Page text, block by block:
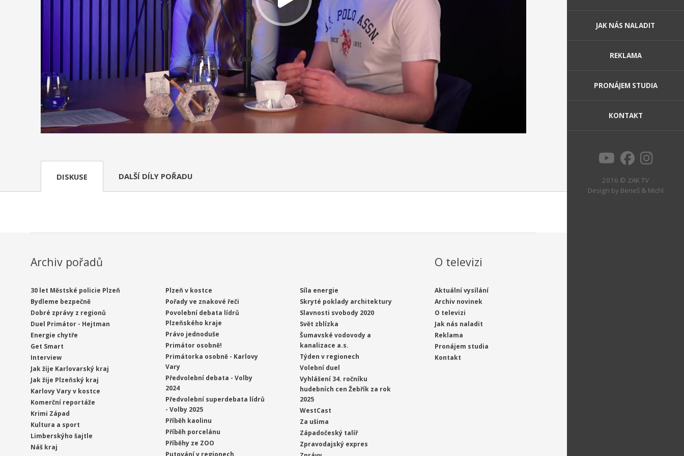
JAK NÁS NALADIT
REKLAMA
PRONÁJEM STUDIA
KONTAKT
2016 © ZAK TV
Design by Beneš & Michl
DISKUSE DALŠÍ DÍLY POŘADU
Archiv pořadů
30 let Městské policie Plzeň
Bydleme bezpečně
Dobré zprávy z regionů
Duel Primátor - Hejtman
Energie chytře
Get Smart
Interview
Jak žije Karlovarský kraj
Jak žije Plzeňský kraj
Karlovy Vary v kostce
Komerční reportáže
Krimi Západ
Kultura a sport
Limberskýho šajtle
Náš kraj
Plzeň v kostce
Pořady ve znakové řeči
Povolební debata lídrů
Plzeňského kraje
Právo jednoduše
Primátor osobně!
Primátorka osobně - Karlovy
Vary
Předvolební debata - Volby
2024
Předvolební superdebata lídrů
- Volby 2025
Příběh kaolinu
Příběh porcelánu
Příběhy ze ZOO
Síla energie
Skryté poklady architektury
Slavnosti svobody 2020
Svět zblízka
Šumavské vodovody a
kanalizace a.s.
Týden v regionech
Volební duel
Vyhlášení 34. ročníku
hudebních cen Žebřík za rok
2025
WestCast
Za ušima
Západočeský talíř
Zpravodajský expres
O televizi
Aktuální vysílání
Archiv novinek
O televizi
Jak nás naladit
Reklama
Pronájem studia
Kontakt